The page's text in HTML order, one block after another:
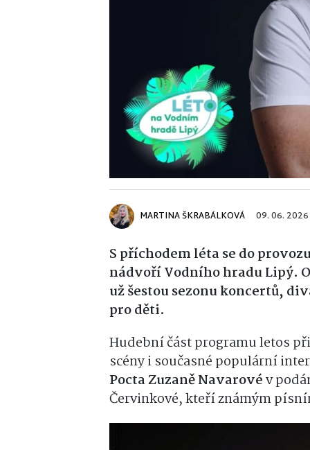
MARTINA ŠKRABÁLKOVÁ 09. 06. 2026
S příchodem léta se do
nádvoří Vodního hradu Lipý.
už šestou sezonu koncertů,
pro děti.
Hudební část programu letos
scény i současné populární
Pocta Zuzaně Navarovév
Červinkové, kteří známým